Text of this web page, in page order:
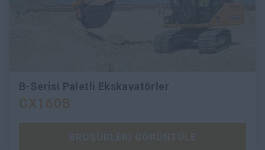
B-Serisi Paletli Ekskavatörler